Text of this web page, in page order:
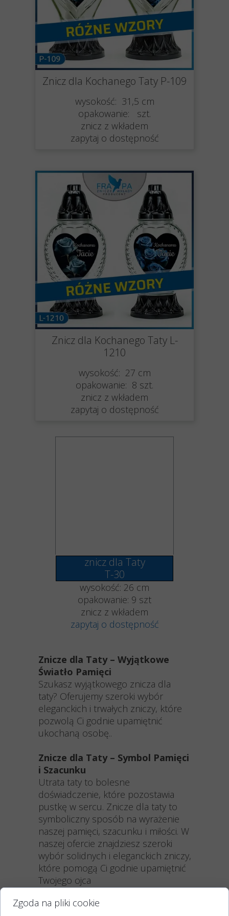
Znicz dla Kochanego Taty P-109
wysokość: 31,5 cm
opakowanie: szt.
znicz z wkładem
zapytaj o dostępność
Znicz dla Kochanego Taty L-
1210
wysokość: 27 cm
opakowanie: 8 szt.
znicz z wkładem
zapytaj o dostępność
znicz dla Taty
T-30
wysokość: 26 cm
opakowanie: 9 szt
znicz z wkładem
zapytaj o dostępność
Znicze dla Taty – Wyjątkowe
Światło Pamięci
Szukasz wyjątkowego znicza dla
taty? Oferujemy szeroki wybór
eleganckich i trwałych zniczy, które
pozwolą Ci godnie upamiętnić
ukochaną osobę..
Znicze dla Taty – Symbol Pamięci
i Szacunku
Utrata taty to bolesne
doświadczenie, które pozostawia
pustkę w sercu. Znicze dla taty to
symboliczny sposób na wyrażenie
naszej pamięci, szacunku i miłości. W
naszej ofercie znajdziesz szeroki
wybór solidnych i eleganckich zniczy,
które pomogą Ci godnie upamiętnić
Twojego ojca
Dlaczego warto wybrać nasze
Zgoda na pliki cookie